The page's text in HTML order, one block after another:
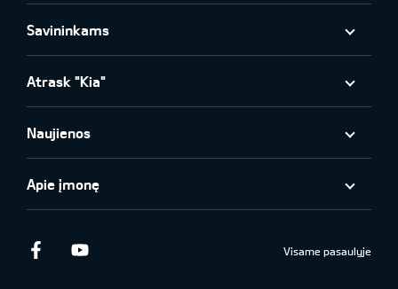
Savininkams
Atrask "Kia"
Naujienos
Apie įmonę
Facebook Visame pasaulyje